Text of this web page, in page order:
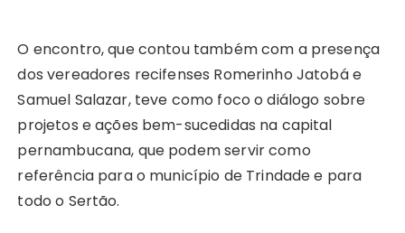
O encontro, que contou também com a presença
dos vereadores recifenses Romerinho Jatobá e
Samuel Salazar, teve como foco o diálogo sobre
projetos e ações bem-sucedidas na capital
pernambucana, que podem servir como
referência para o município de Trindade e para
todo o Sertão.